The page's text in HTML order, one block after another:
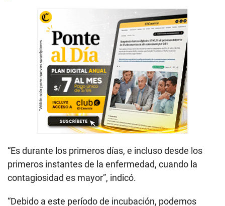
“Es durante los primeros días, e incluso desde los
primeros instantes de la enfermedad, cuando la
contagiosidad es mayor”, indicó.
“Debido a este período de incubación, podemos